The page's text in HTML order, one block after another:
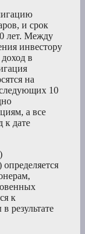
и срок
лет. Между
инвестору
в
на
10
а все
к дате
к
результате